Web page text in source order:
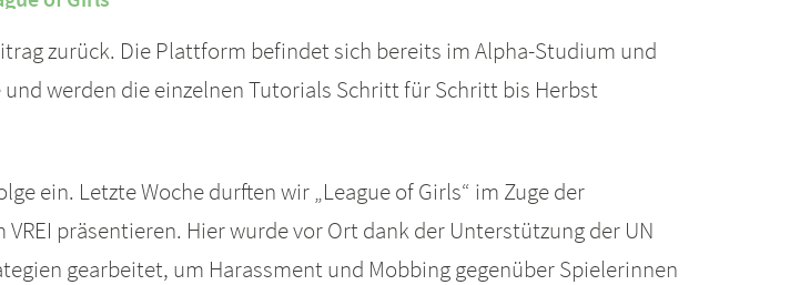
zurück. Die Plattform befindet sich bereits im Alpha-Studium und
werden die einzelnen Tutorials Schritt für Schritt bis Herbst
ein. Letzte Woche durften wir „League of Girls“ im Zuge der
präsentieren. Hier wurde vor Ort dank der Unterstützung der UN
gearbeitet, um Harassment und Mobbing gegenüber Spielerinnen